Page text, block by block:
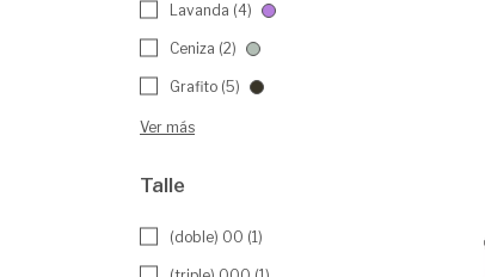
Lavanda (4)
Ceniza (2)
Grafito (5)
Ver más
Talle
(doble) 00 (1)